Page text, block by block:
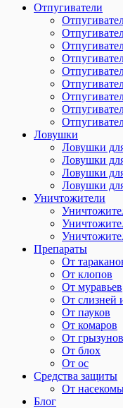
Отпугиватели
Ловушки
Ловушки
Ловушки
Ловушки
Ловушки
Уничтожители
Препараты
От
От клопов
От муравьев
От слизней
От пауков
От комаров
От грызунов
От блох
От ос
Средства защиты
От
Блог